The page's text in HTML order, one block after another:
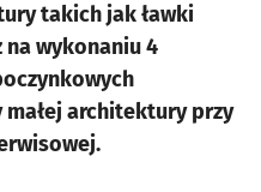
takich jak ławki
na wykonaniu 4
architektury przy